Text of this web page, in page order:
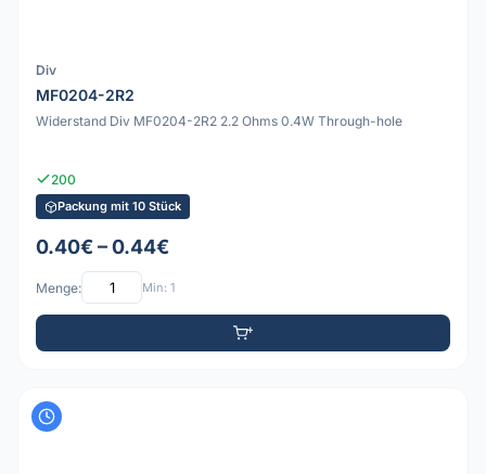
Div
MF0204-2R2
Widerstand Div MF0204-2R2 2.2 Ohms 0.4W Through-hole
200
Packung mit 10 Stück
0.40€ – 0.44€
Menge: Min: 1